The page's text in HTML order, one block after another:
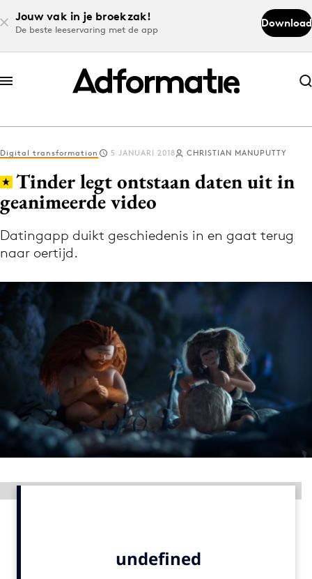
Jouw vak in je broekzak!
De beste leeservaring met de app
Download
Abonneer nu
Abonneer nu
Log in
Volg het laatste nieuws via de Adformatie
Menu
9 sept: GenAI-training
12 nov: MarketingLive!
Adverteren
Events
Opleidingen
Digital transformation 5 JANUARI 2018 CHRISTIAN MANUPUTTY
Tinder legt ontstaan daten uit in
geanimeerde video
Datingapp duikt geschiedenis in en gaat terug
naar oertijd.